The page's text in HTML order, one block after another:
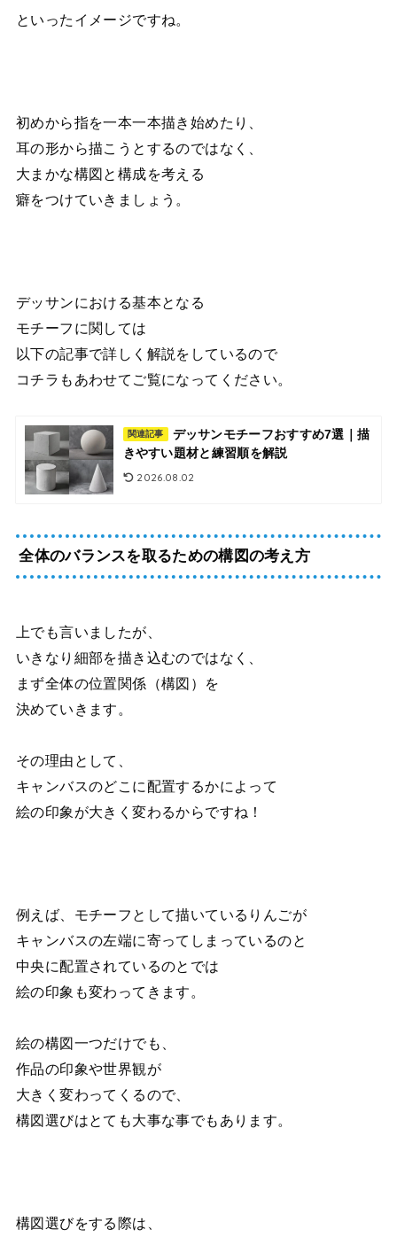
といったイメージですね。
初めから指を一本一本描き始めたり、
耳の形から描こうとするのではなく、
大まかな構図と構成を考える
癖をつけていきましょう。
デッサンにおける基本となる
モチーフに関しては
以下の記事で詳しく解説をしているので
コチラもあわせてご覧になってください。
関連記事
デッサンモチーフおすすめ7選｜描
きやすい題材と練習順を解説
2026.08.02
全体のバランスを取るための構図の考え方
上でも言いましたが、
いきなり細部を描き込むのではなく、
まず全体の位置関係（構図）を
決めていきます。
その理由として、
キャンバスのどこに配置するかによって
絵の印象が大きく変わるからですね！
例えば、モチーフとして描いているりんごが
キャンバスの左端に寄ってしまっているのと
中央に配置されているのとでは
絵の印象も変わってきます。
絵の構図一つだけでも、
作品の印象や世界観が
大きく変わってくるので、
構図選びはとても大事な事でもあります。
構図選びをする際は、